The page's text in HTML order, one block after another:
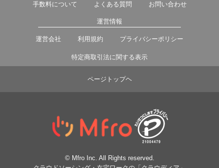
手数料について よくある質問 お問い合わせ
運営情報
運営会社 利用規約 プライバシーポリシー
特定商取引法に関する表示
ページトップヘ
© Mfro Inc. All Rights reserved.